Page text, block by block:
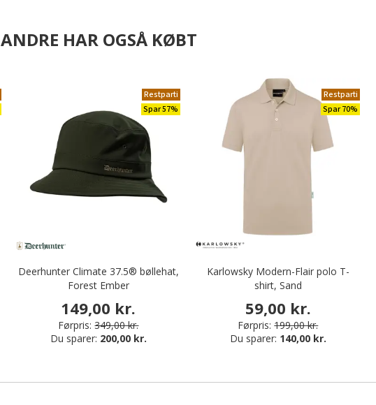
ANDRE HAR OGSÅ KØBT
Restparti
Spar 57%
Deerhunter Climate 37.5® bøllehat,
Forest Ember
149,00 kr.
Førpris: 349,00 kr.
Du sparer: 200,00 kr.
Restparti
Spar 70%
Karlowsky Modern-Flair polo T-
shirt, Sand
59,00 kr.
Førpris: 199,00 kr.
Du sparer: 140,00 kr.